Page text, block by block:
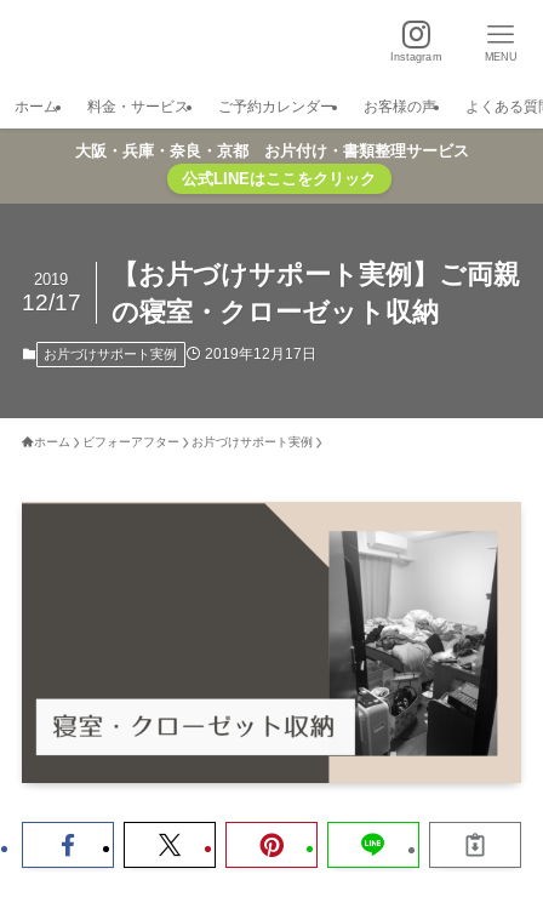
Instagram MENU
ホーム 料金・サービス ご予約カレンダー お客様の声 よくある質
大阪・兵庫・奈良・京都 お片付け・書類整理サービス
公式LINEはここをクリック
【お片づけサポート実例】ご両親
の寝室・クローゼット収納
2019
12/17
お片づけサポート実例 2019年12月17日
ホーム ビフォーアフター お片づけサポート実例